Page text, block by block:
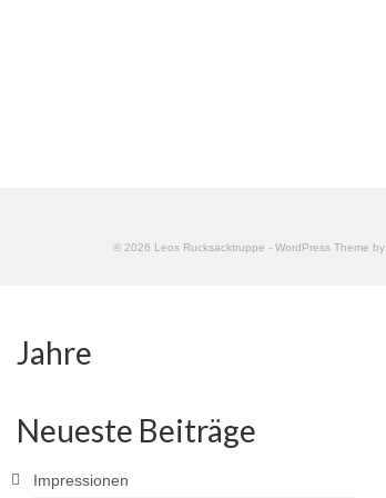
© 2026 Leos Rucksacktruppe - WordPress Theme by
Jahre
Neueste Beiträge
Impressionen